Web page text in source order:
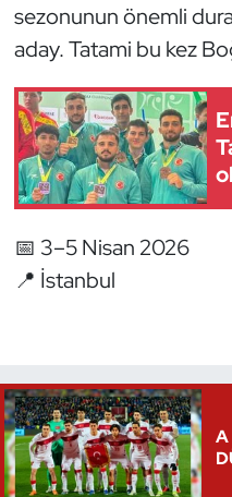
sezonunun önemli
aday. Tatami bu kez
📅 3–5 Nisan 2026
📍 İstanbul
A
Yüzme